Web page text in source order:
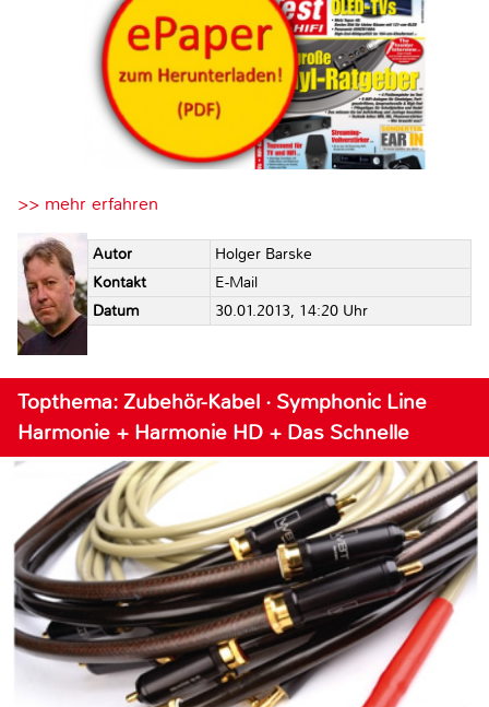
>> mehr erfahren
Autor
Holger Barske
Kontakt
E-Mail
Datum
30.01.2013, 14:20 Uhr
Topthema: Zubehör-Kabel · Symphonic Line
Harmonie + Harmonie HD + Das Schnelle